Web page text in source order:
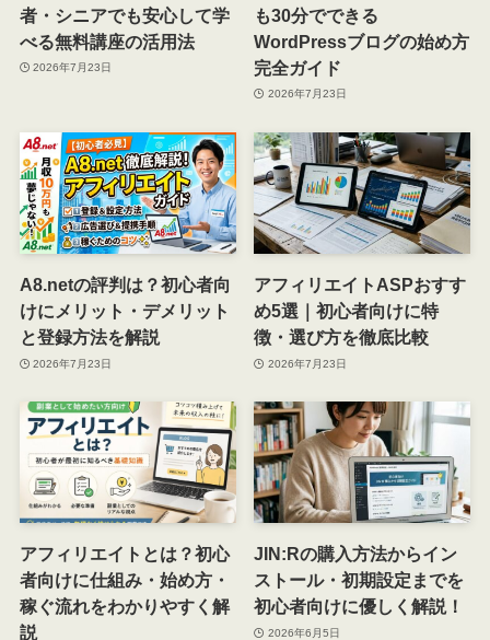
者・シニアでも安心して学
べる無料講座の活用法
2026年7月23日
も30分でできる
WordPressブログの始め方
完全ガイド
2026年7月23日
A8.netの評判は？初心者向
けにメリット・デメリット
と登録方法を解説
2026年7月23日
アフィリエイトASPおすす
め5選｜初心者向けに特
徴・選び方を徹底比較
2026年7月23日
アフィリエイトとは？初心
者向けに仕組み・始め方・
稼ぐ流れをわかりやすく解
説
JIN:Rの購入方法からイン
ストール・初期設定までを
初心者向けに優しく解説！
2026年6月5日